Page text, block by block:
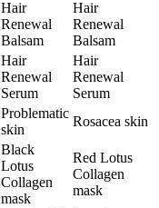
Hair
Renewal
Balsam
Hair
Renewal
Balsam
Hair
Renewal
Serum
Hair
Renewal
Serum
Problematic
skin
Rosacea skin
Black
Lotus
Collagen
mask
Red Lotus
Collagen
mask